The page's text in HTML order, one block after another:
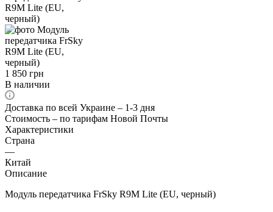
1 850 грн
В наличии
Доставка по всей Украине – 1-3 дня
Стоимость – по тарифам Новой Почты
Характеристики
Страна
—
Китай
Описание
Модуль передатчика FrSky R9M Lite (EU, черный)